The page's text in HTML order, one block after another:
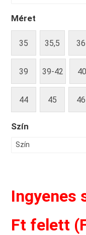
Méret
35 35,5 36
39 39-42 40
44 45 46
Szín
Szín
Ingyenes
Ft felett